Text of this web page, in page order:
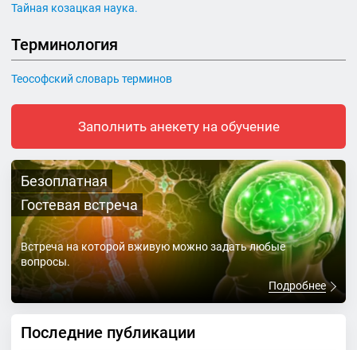
Тайная козацкая наука.
Терминология
Теософский словарь терминов
Заполнить анекету на обучение
Безоплатная
Гостевая встреча
Встреча на которой вживую можно задать любые
вопросы.
Подробнее
Последние публикации